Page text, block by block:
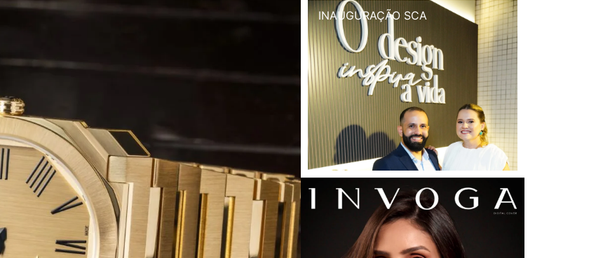
INAUGURAÇÃO SCA